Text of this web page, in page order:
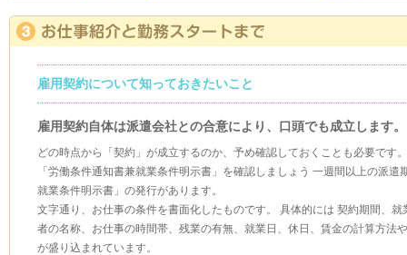
雇用契約について知っておきたいこと
雇用契約自体は派遣会社との合意により、口頭でも成立します。
どの時点から「契約」が成立するのか、予め確認しておくことも必要です。
「労働条件通知書兼就業条件明示書」を確認しましょう 一週間以上の派
就業条件明示書」の発行があります。
文字通り、お仕事の条件を書面化したものです。 具体的には 契約期間、
者の名称、お仕事の時間帯、残業の有無、就業日、休日、賃金の計算方法
が盛り込まれています。